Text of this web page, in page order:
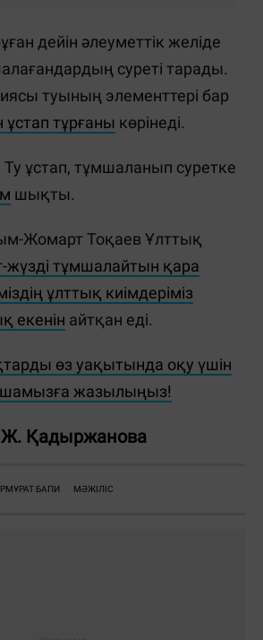
дейін әлеуметтік желіде
суреті тарады.
туының элементтері бар
тұрғаны көрінеді.
ұстап, тұмшаланып суретке
шықты.
Жомарт Тоқаев Ұлттық
жүзді тұмшалайтын қара
ұлттық киімдеріміз
екенін айтқан еді.
өз уақытында оқу үшін
жазылыңыз!
Ж. Қадыржанова
БАПИ МӘЖІЛІС